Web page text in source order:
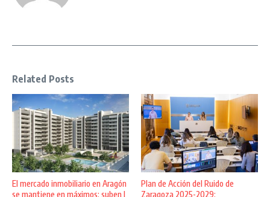
Related Posts
El mercado inmobiliario en Aragón
se mantiene en máximos: suben l
Plan de Acción del Ruido de
Zaragoza 2025-2029: